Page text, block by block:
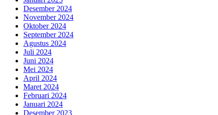
Desember 2024
November 2024
Oktober 2024
September 2024
Agustus 2024
Juli 2024
Juni 2024
Mei 2024
April 2024
Maret 2024
Februari 2024
Januari 2024
Desember 2023